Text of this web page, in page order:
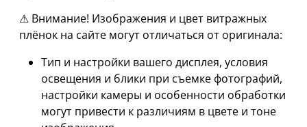
⚠ Внимание! Изображения и цвет витражных
плёнок на сайте могут отличаться от оригинала:
Тип и настройки вашего дисплея, условия
освещения и блики при съемке фотографий,
настройки камеры и особенности обработки
могут привести к различиям в цвете и тоне